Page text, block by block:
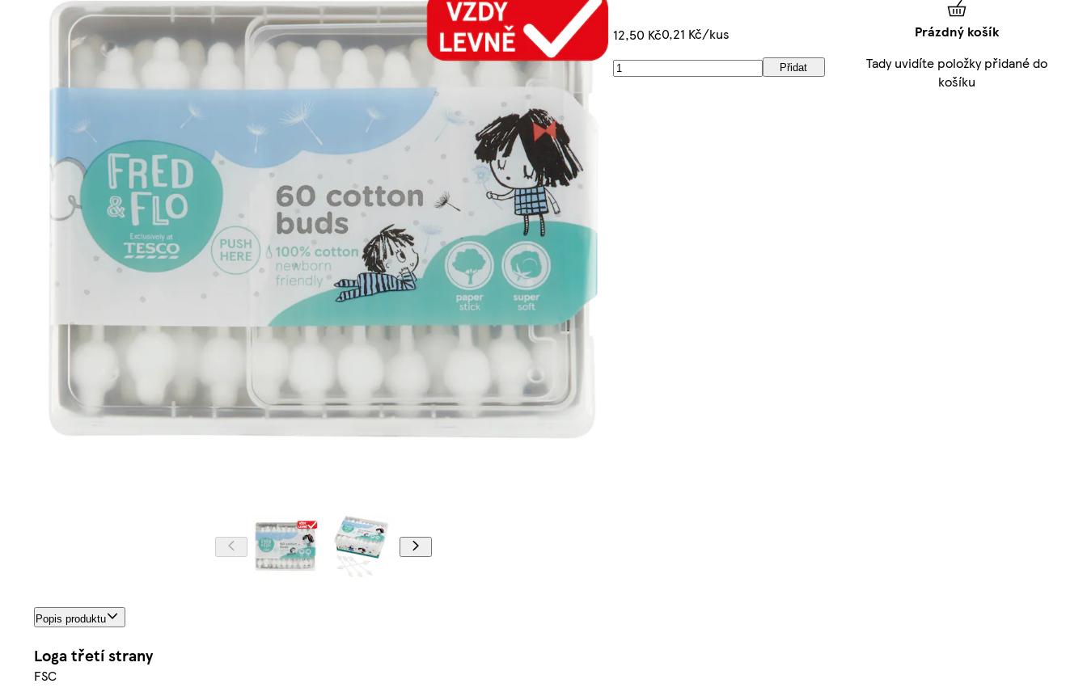
12,50 Kč0,21 Kč/kus
Přidat
Popis produktu
Loga třetí strany
FSC
Prázdný košík
Tady uvidíte položky přidané do
košíku